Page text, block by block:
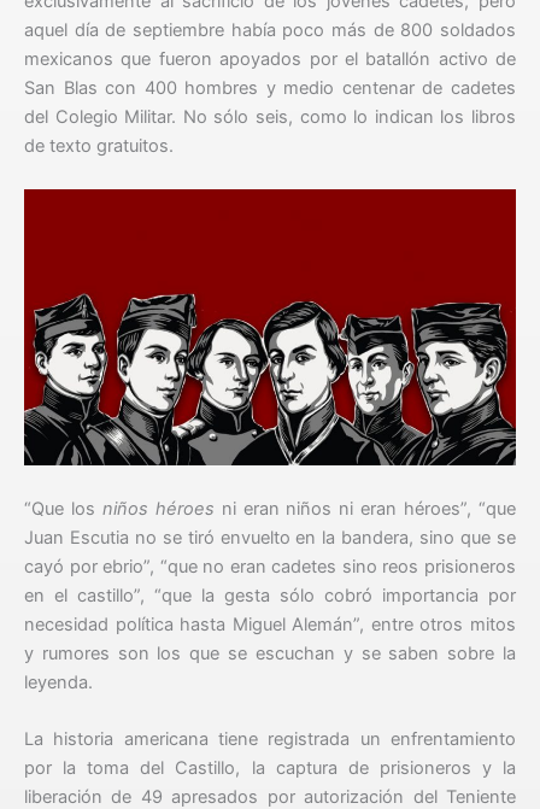
aquel día de septiembre había poco más de 800 soldados
mexicanos que fueron apoyados por el batallón activo de
San Blas con 400 hombres y medio centenar de cadetes
del Colegio Militar. No sólo seis, como lo indican los libros
de texto gratuitos.
“Que los niños héroes ni eran niños ni eran héroes”, “que
Juan Escutia no se tiró envuelto en la bandera, sino que se
cayó por ebrio”, “que no eran cadetes sino reos prisioneros
en el castillo”, “que la gesta sólo cobró importancia por
necesidad política hasta Miguel Alemán”, entre otros mitos
y rumores son los que se escuchan y se saben sobre la
leyenda.
La historia americana tiene registrada un enfrentamiento
por la toma del Castillo, la captura de prisioneros y la
liberación de 49 apresados por autorización del Teniente